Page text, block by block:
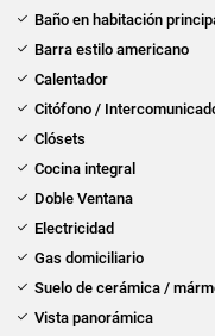
Baño en habitación
Barra estilo americano
Calentador
Citófono /
Clósets
Cocina integral
Doble Ventana
Electricidad
Gas domiciliario
Suelo de cerámica /
Vista panorámica